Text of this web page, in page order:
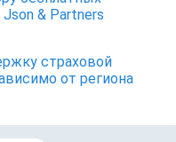
& Partners
страховой
от региона